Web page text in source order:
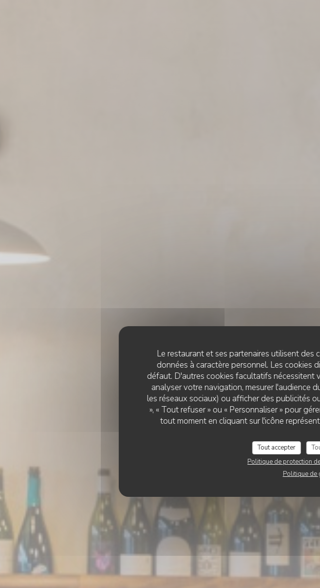
Le restaurant et ses partenaires utilisent des
données à caractère personnel. Les cookies
défaut. D'autres cookies facultatifs nécessitent
analyser votre navigation, mesurer l'audience
les réseaux sociaux) ou afficher des publicités
», « Tout refuser » ou « Personnaliser » pour
tout moment en cliquant sur l'icône
Tout accepter
Politique de protection
Politique de
BAR À